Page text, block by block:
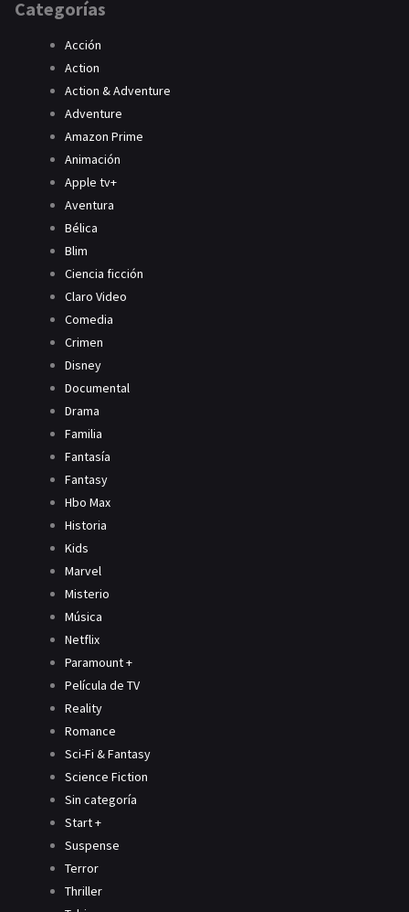
Categorías
Acción
Action
Action & Adventure
Adventure
Amazon Prime
Animación
Apple tv+
Aventura
Bélica
Blim
Ciencia ficción
Claro Video
Comedia
Crimen
Disney
Documental
Drama
Familia
Fantasía
Fantasy
Hbo Max
Historia
Kids
Marvel
Misterio
Música
Netflix
Paramount +
Película de TV
Reality
Romance
Sci-Fi & Fantasy
Science Fiction
Sin categoría
Start +
Suspense
Terror
Thriller